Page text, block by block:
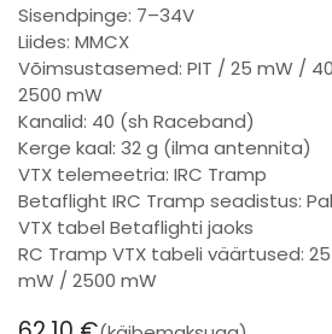
Sisendpinge: 7–34V
Liides: MMCX
Võimsustasemed: PIT / 25 mW /
2500 mW
Kanalid: 40 (sh Raceband)
Kerge kaal: 32 g (ilma antennita)
VTX telemeetria: IRC Tramp
Betaflight IRC Tramp seadistus:
VTX tabel Betaflighti jaoks
RC Tramp VTX tabeli väärtused:
mW / 2500 mW